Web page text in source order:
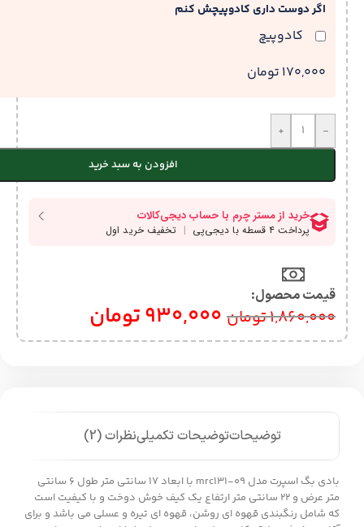
اگر دوست داری کادوپیچش کنم
کادوپیچ
170,000 تومان
-
+
افزودن به سبد خرید
قیمت محصول:​
1,860,000تومان 930,000تومان
توضیحاتتوضیحات تکمیلینظرات (2)
بادی بگ اسپرت مدل mrc131-09 با ابعاد 17 سانتی متر طول 6 سانتی
متر عرض و 22 سانتی متر ارتفاع یک کیف خوش دوخت و با کیفیت است
که شامل رنگبندی قهوه ای روشن، قهوه ای تیره و عسلی می باشد و برای